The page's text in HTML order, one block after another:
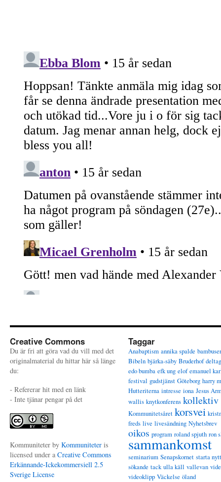
Creative Commons
Du är fri att göra vad du vill med det
originalmaterial du hittar här så länge
du:
- Refererar hit med en länk
- Inte tjänar pengar på det
Kommuniteter by Kommuniteter is
licensed under a Creative Commons
Erkännande-Ickekommersiell 2.5
Sverige License
Taggar
Anabaptism annika spalde bambuser
Bibeln bjärka-säby Bruderhof
edo bumba efk ung elof emanuel
festival gudstjänst Göteborg harry
Hutteriterna intresse iona Jesus
wallis knytkonferens kollektiv
Kommunitetsåret korsvei
freds live livesändning Nyhetsbrev
oikos program roland spjuth ron
sammankomst
seminarium Senapskornet starta nytt
sökande tack ulla käll vallevan
videoklipp Väckelse öland